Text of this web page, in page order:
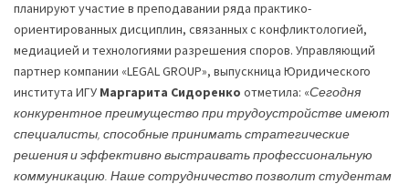
планируют участие в преподавании ряда практико-
ориентированных дисциплин, связанных с конфликтологией,
медиацией и технологиями разрешения споров. Управляющий
партнер компании «LEGAL GROUP», выпускница Юридического
института ИГУ Маргарита Сидоренко отметила: «Сегодня
конкурентное преимущество при трудоустройстве имеют
специалисты, способные принимать стратегические
решения и эффективно выстраивать профессиональную
коммуникацию. Наше сотрудничество позволит студентам